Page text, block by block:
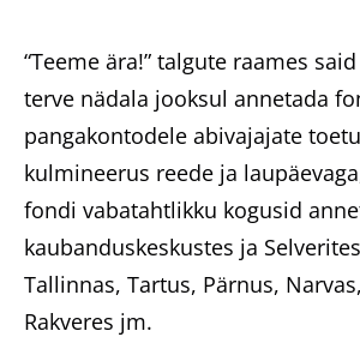
“Teeme ära!” talgute raames
terve nädala jooksul annetada
pangakontodele abivajajate
kulmineerus reede ja
fondi vabatahtlikku kogusid
kaubanduskeskustes ja
Tallinnas, Tartus, Pärnus,
Rakveres jm.